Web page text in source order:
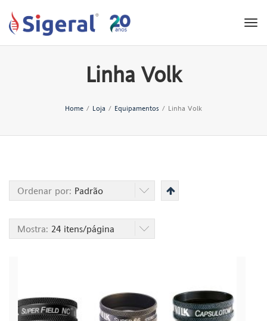
Linha Volk
Home / Loja / Equipamentos / Linha Volk
Ordenar por: Padrão
Mostra: 24 itens/página